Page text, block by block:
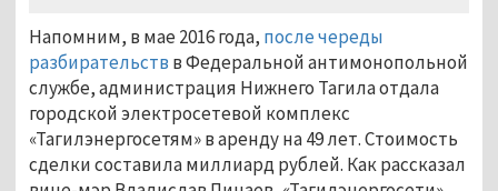
Напомним, в мае 2016 года, после череды
разбирательств в Федеральной антимонопольной
службе, администрация Нижнего Тагила отдала
городской электросетевой комплекс
«Тагилэнергосетям» в аренду на 49 лет. Стоимость
сделки составила миллиард рублей. Как рассказал